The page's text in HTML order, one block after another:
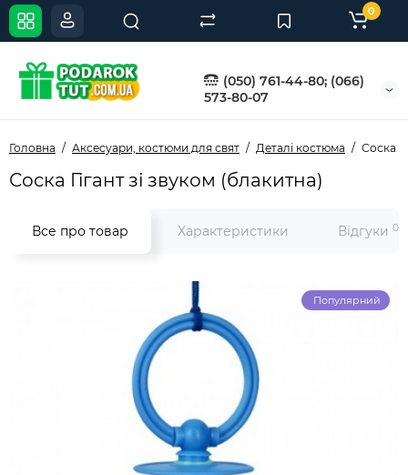
(050) 761-44-80; (066)
573-80-07
0
Головна Аксесуари, костюми для свят Деталі костюма Соска
Соска Гігант зі звуком (блакитна)
Все про товар Характеристики Відгуки 0
Популярний